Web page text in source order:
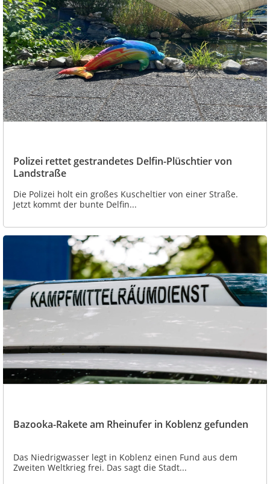
Polizei rettet gestrandetes Delfin-Plüschtier von
Landstraße
Die Polizei holt ein großes Kuscheltier von einer Straße.
Jetzt kommt der bunte Delfin...
Bazooka-Rakete am Rheinufer in Koblenz gefunden
Das Niedrigwasser legt in Koblenz einen Fund aus dem
Zweiten Weltkrieg frei. Das sagt die Stadt...